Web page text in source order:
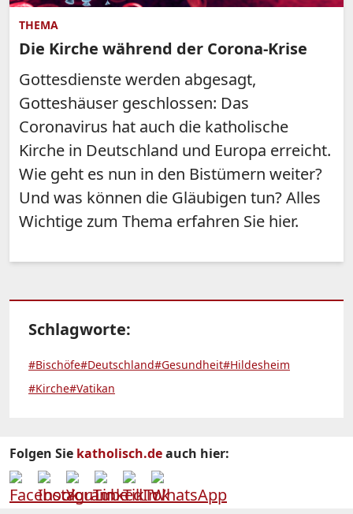
THEMA
Die Kirche während der Corona-Krise
Gottesdienste werden abgesagt,
Gotteshäuser geschlossen: Das
Coronavirus hat auch die katholische
Kirche in Deutschland und Europa erreicht.
Wie geht es nun in den Bistümern weiter?
Und was können die Gläubigen tun? Alles
Wichtige zum Thema erfahren Sie hier.
Schlagworte:
#Bischöfe#Deutschland#Gesundheit#Hildesheim
#Kirche#Vatikan
Folgen Sie katholisch.deauch hier: